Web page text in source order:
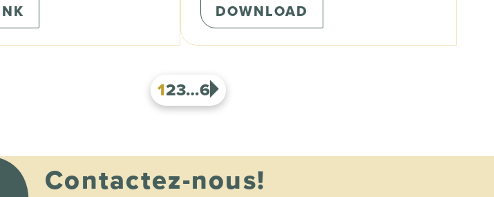
DOWNLOAD
123…6
Contactez-nous!